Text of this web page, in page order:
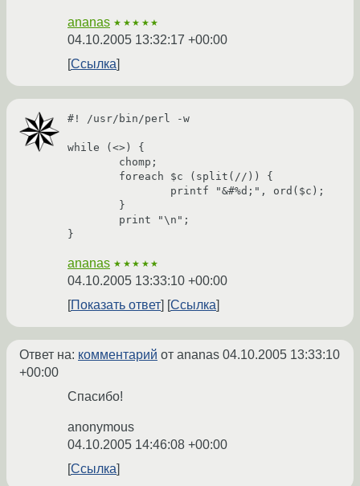
ananas ★★★★★
04.10.2005 13:32:17 +00:00
Ссылка
#! /usr/bin/perl -w
while (<>) {
ananas ★★★★★
04.10.2005 13:33:10 +00:00
Показать ответ
Ссылка
Ответ на: комментарий от ananas 04.10.2005 13:33:10
+00:00
Спасибо!
anonymous
04.10.2005 14:46:08 +00:00
Ссылка